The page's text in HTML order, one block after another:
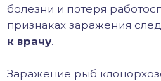
болезни и потеря
признаках заражения
к врачу.
Заражение рыб